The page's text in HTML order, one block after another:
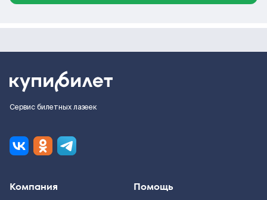
Сервис билетных лазеек
Компания Помощь